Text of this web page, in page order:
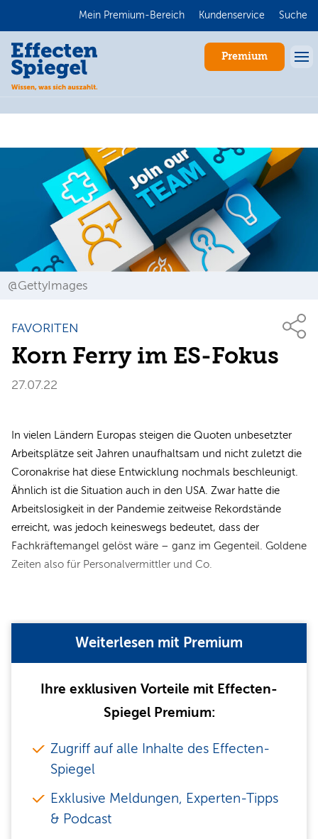
Mein Premium-Bereich Kundenservice Suche
Premium
@GettyImages
FAVORITEN
Korn Ferry im ES-Fokus
27.07.22
In vielen Ländern Europas steigen die Quoten unbesetzter
Arbeitsplätze seit Jahren unaufhaltsam und nicht zuletzt die
Coronakrise hat diese Entwicklung nochmals beschleunigt.
Ähnlich ist die Situation auch in den USA. Zwar hatte die
Arbeitslosigkeit in der Pandemie zeitweise Rekordstände
erreicht, was jedoch keineswegs bedeutet, dass der
Fachkräftemangel gelöst wäre – ganz im Gegenteil. Goldene
Zeiten also für Personalvermittler und Co.
Weiterlesen mit Premium
Ihre exklusiven Vorteile mit Effecten-
Spiegel Premium:
Zugriff auf alle Inhalte des Effecten-
Spiegel
Exklusive Meldungen, Experten-Tipps
& Podcast
Anmelden